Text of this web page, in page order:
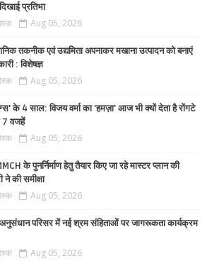
दिखाई प्रतिभा
Aug 05, 2026
तकनीक एवं उद्यमिता अपनाकर मखाना उत्पादन को बनाएं
: विशेषज्ञ
Aug 05, 2026
के 4 साल: विजय वर्मा का 'हमज़ा' आज भी क्यों देता है रोंगटे
7 वजहें
Aug 05, 2026
के पुनर्निर्माण हेतु तैयार किए जा रहे मास्टर प्लान की
ने की समीक्षा
Aug 05, 2026
परिसर में नई श्रम संहिताओं पर जागरूकता कार्यक्रम
Aug 05, 2026